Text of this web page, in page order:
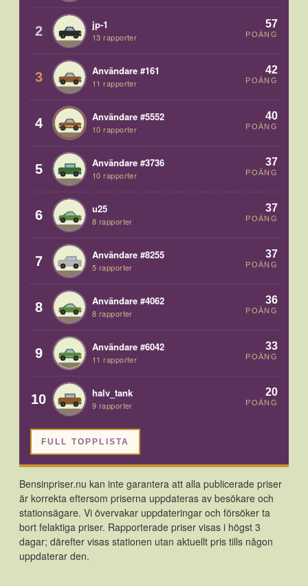
2 jp-1
13 rapporter
57
POÄNG
3 Användare #161
11 rapporter
42
POÄNG
4 Användare #5552
10 rapporter
40
POÄNG
5 Användare #3736
10 rapporter
37
POÄNG
6 u25
8 rapporter
37
POÄNG
7 Användare #8255
5 rapporter
37
POÄNG
8 Användare #4062
8 rapporter
36
POÄNG
9 Användare #6042
11 rapporter
33
POÄNG
10 halv_tank
9 rapporter
20
POÄNG
FULL TOPPLISTA
Bensinpriser.nu kan inte garantera att alla publicerade priser
är korrekta eftersom priserna uppdateras av besökare och
stationsägare. Vi övervakar uppdateringar och försöker ta
bort felaktiga priser. Rapporterade priser visas i högst 3
dagar; därefter visas stationen utan aktuellt pris tills någon
uppdaterar den.